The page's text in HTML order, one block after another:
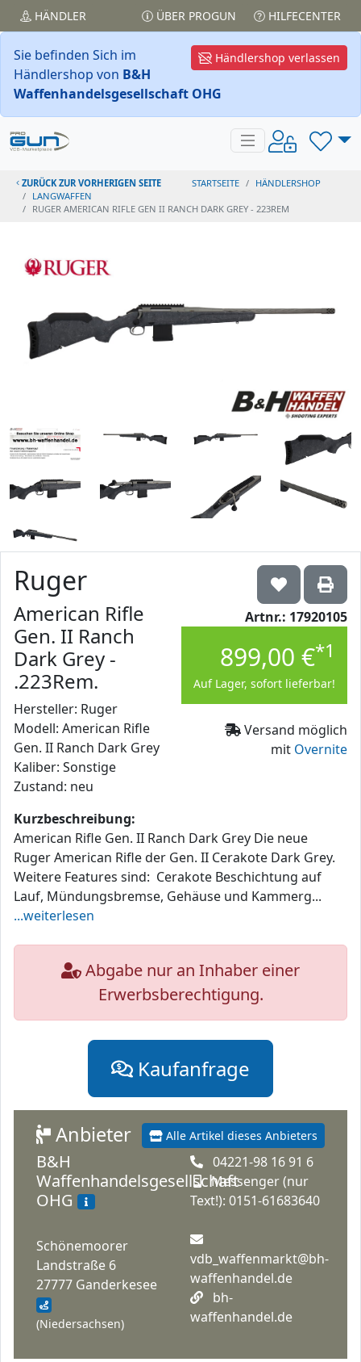
HÄNDLER ÜBER PROGUN HILFECENTER
Händlershop verlassen
Sie befinden Sich im
Händlershop von B&H
Waffenhandelsgesellschaft OHG
ZURÜCK ZUR VORHERIGEN SEITE STARTSEITE
HÄNDLERSHOP
LANGWAFFEN
RUGER AMERICAN RIFLE GEN II RANCH DARK GREY - 223REM
Artnr.: 17920105
899,00 €*1
Auf Lager, sofort lieferbar!
Versand möglich
mit Overnite
Ruger
American Rifle
Gen. II Ranch
Dark Grey -
.223Rem.
Hersteller: Ruger
Modell: American Rifle
Gen. II Ranch Dark Grey
Kaliber: Sonstige
Zustand: neu
Kurzbeschreibung:
American Rifle Gen. II Ranch Dark Grey Die neue
Ruger American Rifle der Gen. II Cerakote Dark Grey.
Weitere Features sind: Cerakote Beschichtung auf
Lauf, Mündungsbremse, Gehäuse und Kammerg...
...weiterlesen
Abgabe nur an Inhaber einer
Erwerbsberechtigung.
Kaufanfrage
Alle Artikel dieses Anbieters
Anbieter
B&H
Waffenhandelsgesellschaft
OHG
Schönemoorer
Landstraße 6
27777 Ganderkesee
(Niedersachsen)
04221-98 16 91 6
Messenger (nur
Text!): 0151-61683640
vdb_waffenmarkt@bh-
waffenhandel.de
bh-
waffenhandel.de